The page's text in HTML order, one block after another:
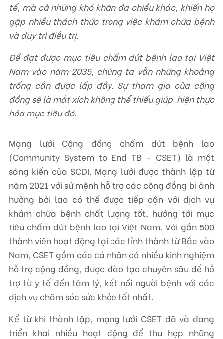
tế, mà cả những khó khăn đa chiều khác, khiến họ
gặp nhiều thách thức trong việc khám chữa bệnh
và duy trì điều trị.
Để đạt được mục tiêu chấm dứt bệnh lao tại Việt
Nam vào năm 2035, chúng ta vẫn những khoảng
trống cần được lấp đầy. Sự tham gia của cộng
đồng sẽ là mắt xích không thể thiếu giúp hiện thực
hóa mục tiêu đó.
Mạng lưới Cộng đồng chấm dứt bệnh lao
(Community System to End TB - CSET) là một
sáng kiến của SCDI. Mạng lưới được thành lập từ
năm 2021 với sứ mệnh hỗ trợ các cộng đồng bị ảnh
hưởng bởi lao có thể được tiếp cận với dịch vụ
khám chữa bệnh chất lượng tốt, hướng tới mục
tiêu chấm dứt bệnh lao tại Việt Nam. Với gần 500
thành viên hoạt động tại các tỉnh thành từ Bắc vào
Nam, CSET gồm các cá nhân có nhiều kinh nghiệm
hỗ trợ cộng đồng, được đào tạo chuyên sâu để hỗ
trợ từ y tế đến tâm lý, kết nối người bệnh với các
dịch vụ chăm sóc sức khỏe tốt nhất.
Kể từ khi thành lập, mạng lưới CSET đã và đang
triển khai nhiều hoạt động để thu hẹp những